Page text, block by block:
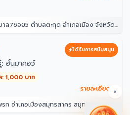
7ซอย5 ตำบลตะกุด อำเภอเมือง จังหวัดสระบุรี
ได้รับการสนับสนุน
ฮั้นมาคอว์
: 1,000 บาท
รายละเอียด →
อำเภอเมืองสมุทรสาคร สมุทรสาคร 74000
×